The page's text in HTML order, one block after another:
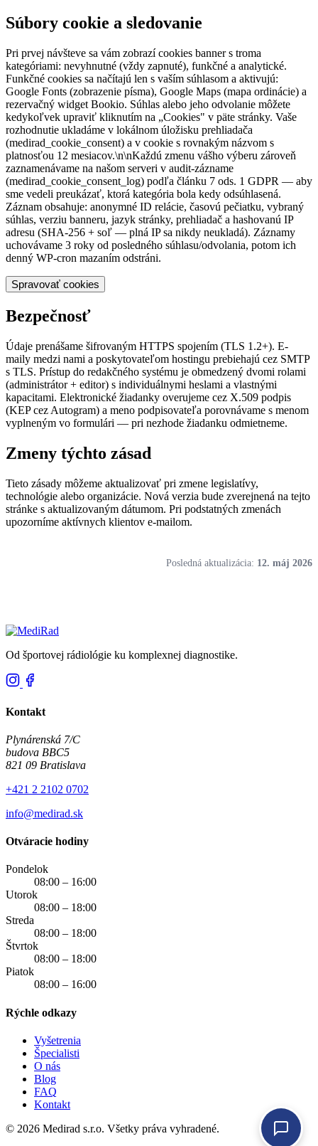
Súbory cookie a sledovanie
Pri prvej návšteve sa vám zobrazí cookies banner s troma
kategóriami: nevyhnutné (vždy zapnuté), funkčné a analytické.
Funkčné cookies sa načítajú len s vaším súhlasom a aktivujú:
Google Fonts (zobrazenie písma), Google Maps (mapa ordinácie) a
rezervačný widget Bookio. Súhlas alebo jeho odvolanie môžete
kedykoľvek upraviť kliknutím na „Cookies" v päte stránky. Vaše
rozhodnutie ukladáme v lokálnom úložisku prehliadača
(medirad_cookie_consent) a v cookie s rovnakým názvom s
platnosťou 12 mesiacov.\n\nKaždú zmenu vášho výberu zároveň
zaznamenávame na našom serveri v audit-zázname
(medirad_cookie_consent_log) podľa článku 7 ods. 1 GDPR — aby
sme vedeli preukázať, ktorá kategória bola kedy odsúhlasená.
Záznam obsahuje: anonymné ID relácie, časovú pečiatku, vybraný
súhlas, verziu banneru, jazyk stránky, prehliadač a hashovanú IP
adresu (SHA-256 + soľ — plná IP sa nikdy neukladá). Záznamy
uchovávame 3 roky od posledného súhlasu/odvolania, potom ich
denný WP-cron mazaním odstráni.
Spravovať cookies
Bezpečnosť
Údaje prenášame šifrovaným HTTPS spojením (TLS 1.2+). E-
maily medzi nami a poskytovateľom hostingu prebiehajú cez SMTP
s TLS. Prístup do redakčného systému je obmedzený dvomi rolami
(administrátor + editor) s individuálnymi heslami a vlastnými
kapacitami. Elektronické žiadanky overujeme cez X.509 podpis
(KEP cez Autogram) a meno podpisovateľa porovnávame s menom
vyplneným vo formulári — pri nezhode žiadanku odmietneme.
Zmeny týchto zásad
Tieto zásady môžeme aktualizovať pri zmene legislatívy,
technológie alebo organizácie. Nová verzia bude zverejnená na tejto
stránke s aktualizovaným dátumom. Pri podstatných zmenách
upozorníme aktívnych klientov e-mailom.
Posledná aktualizácia: 12. máj 2026
Od športovej rádiológie ku komplexnej diagnostike.
Kontakt
Plynárenská 7/C
budova BBC5
821 09 Bratislava
+421 2 2102 0702
info@medirad.sk
Otváracie hodiny
Pondelok
08:00 – 16:00
Utorok
08:00 – 18:00
Streda
08:00 – 18:00
Štvrtok
08:00 – 18:00
Piatok
08:00 – 16:00
Rýchle odkazy
Vyšetrenia
Špecialisti
O nás
Blog
FAQ
Kontakt
© 2026 Medirad s.r.o. Všetky práva vyhradené.